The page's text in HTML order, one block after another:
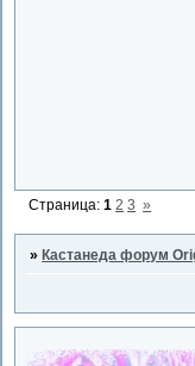
Страница:1 2 3 »
»Кастанеда форум